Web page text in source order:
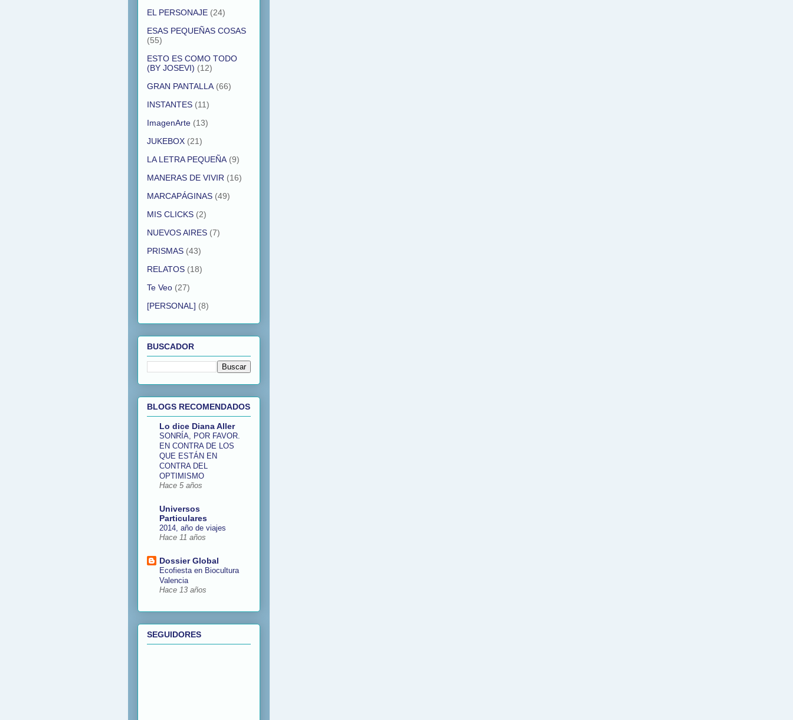
EL PERSONAJE (24)
ESAS PEQUEÑAS COSAS
(55)
ESTO ES COMO TODO
(BY JOSEVI) (12)
GRAN PANTALLA (66)
INSTANTES (11)
ImagenArte (13)
JUKEBOX (21)
LA LETRA PEQUEÑA (9)
MANERAS DE VIVIR (16)
MARCAPÁGINAS (49)
MIS CLICKS (2)
NUEVOS AIRES (7)
PRISMAS (43)
RELATOS (18)
Te Veo (27)
[PERSONAL] (8)
BUSCADOR
BLOGS RECOMENDADOS
Lo dice Diana Aller
SONRÍA, POR FAVOR.
EN CONTRA DE LOS
QUE ESTÁN EN
CONTRA DEL
OPTIMISMO
Hace 5 años
Universos
Particulares
2014, año de viajes
Hace 11 años
Dossier Global
Ecofiesta en Biocultura
Valencia
Hace 13 años
SEGUIDORES